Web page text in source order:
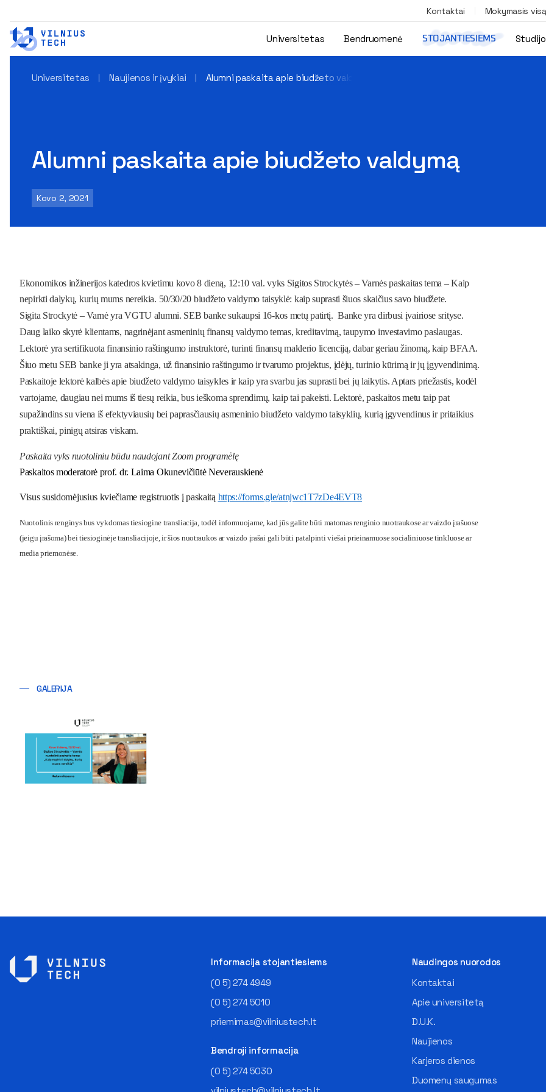
Kontaktai Mokymasis
Universitetas Bendruomenė STOJANTIESIEMS
Universitetas Naujienos ir įvykiai Alumni paskaita apie biudžeto valdymą
Alumni paskaita apie biudžeto valdymą
Kovo 2, 2021
Ekonomikos inžinerijos katedros kvietimu kovo 8 dieną, 12:10 val. vyks Sigitos Strockytės – Varnės paskaitas tema –Kaip
nepirkti dalykų, kurių mums nereikia. 50/30/20 biudžeto valdymo taisyklė: kaip suprasti šiuos skaičius savo biudžete.
Sigita Strockytė – Varnė yra VGTU alumni. SEB banke sukaupsi 16-kos metų patirtį. Banke yra dirbusi įvairiose srityse.
Daug laiko skyrė klientams, nagrinėjant asmeninių finansų valdymo temas, kreditavimą, taupymo investavimo paslaugas.
Lektorė yra sertifikuota finansinio raštingumo instruktorė, turinti finansų maklerio licenciją, dabar geriau žinomą, kaip BFAA.
Šiuo metu SEB banke ji yra atsakinga, už finansinio raštingumo ir tvarumo projektus, įdėjų, turinio kūrimą ir jų įgyvendinimą.
Paskaitoje lektorė kalbės apie biudžeto valdymo taisykles ir kaip yra svarbu jas suprasti bei jų laikytis. Aptars priežastis, kodėl
vartojame, daugiau nei mums iš tiesų reikia, bus ieškoma sprendimų, kaip tai pakeisti. Lektorė, paskaitos metu taip pat
supažindins su viena iš efektyviausių bei paprasčiausių asmeninio biudžeto valdymo taisyklių, kurią įgyvendinus ir pritaikius
praktiškai, pinigų atsiras viskam.
Paskaita vyks nuotoliniu būdu naudojant Zoom programėlę
Paskaitos moderatorė prof. dr. Laima Okunevičiūtė Neverauskienė
Visus susidomėjusius kviečiame registruotis į paskaitą https://forms.gle/atnjwc1T7zDe4EVT8
Nuotolinis renginys bus vykdomas tiesiogine transliacija, todėl informuojame, kad jūs galite būti matomas renginio nuotraukose ar vaizdo įrašuose
(jeigu įrašoma) bei tiesioginėje transliacijoje, ir šios nuotraukos ar vaizdo įrašai gali būti patalpinti viešai prieinamuose socialiniuose tinkluose ar
media priemonėse.
GALERIJA
Informacija stojantiesiems
(0 5) 274 4949
(0 5) 274 5010
priemimas@vilniustech.lt
Bendroji informacija
(0 5) 274 5030
Naudingos nuorodos
Kontaktai
Apie universitetą
D.U.K.
Naujienos
Karjeros dienos
Duomenų saugumas